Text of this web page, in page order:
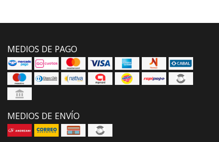
MEDIOS DE PAGO
MEDIOS DE ENVÍO